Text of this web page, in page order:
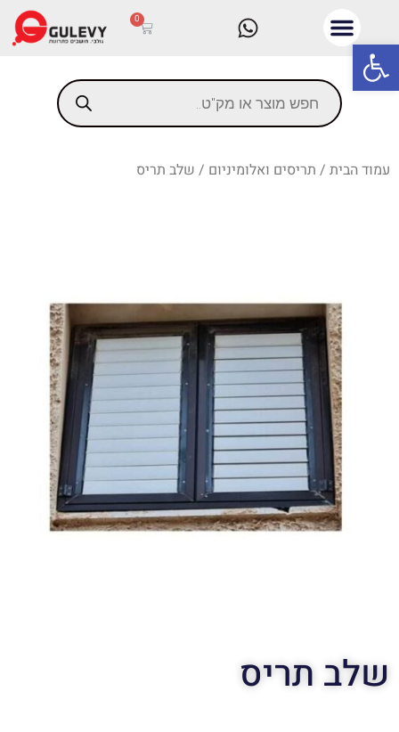
פתח סרגל נגישות
0
עמוד הבית / תריסים ואלומיניום / שלב תריס
שלב תריס